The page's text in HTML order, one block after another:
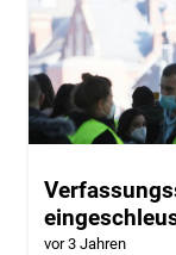
vor 3 Jahren